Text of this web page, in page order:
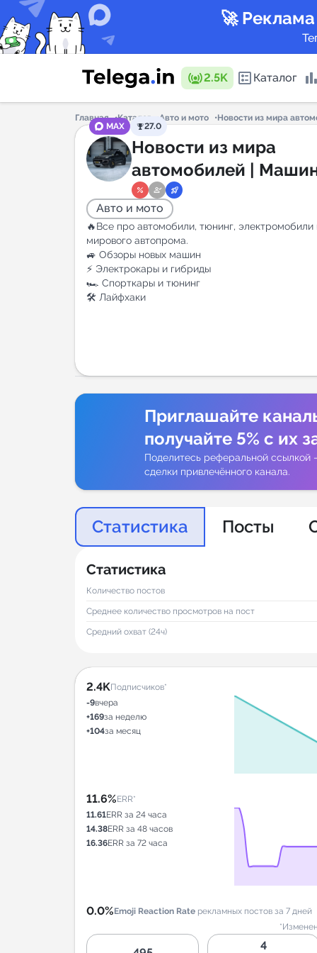
🚀
2.5K Каталог
Каталог
Главная Каталог Авто и мото
Новости из мира
MAX
27.0
Новости из мира
автомобилей |
авто, джипы |
Авто и мото
🔥Все про автомобили, тюнинг, электромобили
мирового автопрома.
🚙 Обзоры новых машин
⚡ Электрокары и гибриды
🏎️ Спорткары и тюнинг
🛠 Лайфхаки
Приглашайте
получайте 5% с их
Поделитесь реферальной ссылкой
сделки привлечённого канала.
Статистика Посты
Статистика
Количество постов
Среднее количество просмотров на пост
Средний охват (24ч)
2.4KПодписчиков*
-9вчера
+169за неделю
+104за месяц
11.6%ERR*
11.61ERR за 24 часа
14.38ERR за 48 часов
16.36ERR за 72 часа
0.0%Emoji Reaction Rate рекламных постов за 7 дней
4